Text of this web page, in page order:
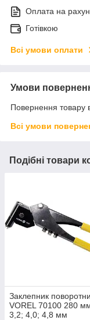
Оплата на
Готівкою
Всі умови оплати
Умови
Повернення товару
Всі умови
Подібні товари
Заклепник
VOREL 70100 280
3,2; 4,0; 4,8 мм